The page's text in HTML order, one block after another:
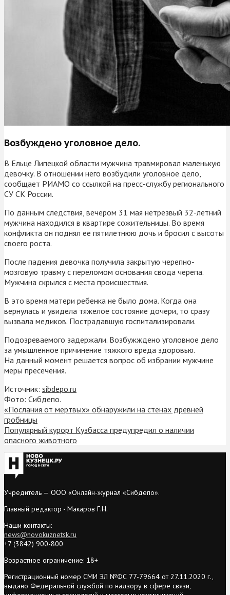
Возбуждено уголовное дело.
В Ельце Липецкой области мужчина травмировал маленькую
девочку. В отношении него возбудили уголовное дело,
сообщает РИАМО со ссылкой на пресс-службу регионального
СУ СК России.
По данным следствия, вечером 31 мая нетрезвый 32-летний
мужчина находился в квартире сожительницы. Во время
конфликта он поднял ее пятилетнюю дочь и бросил с высоты
своего роста.
После падения девочка получила закрытую черепно-
мозговую травму с переломом основания свода черепа.
Мужчина скрылся с места происшествия.
В это время матери ребенка не было дома. Когда она
вернулась и увидела тяжелое состояние дочери, то сразу
вызвала медиков. Пострадавшую госпитализировали.
Подозреваемого задержали. Возбужждено уголовное дело
за умышленное причинение тяжкого вреда здоровью.
На данный момент решается вопрос об избрании мужчине
меры пресечения.
Источник: sibdepo.ru
Фото: Сибдепо.
«Послания от мертвых» обнаружили на стенах древней
гробницы
Популярный курорт Кузбасса предупредил о наличии
опасного животного
Учредитель — ООО «Онлайн-журнал «Сибдепо».
Главный редактор - Макаров Г.Н.
Наши контакты:
news@novokuznetsk.ru
+7 (3842) 900-800
Возрастное ограничение: 18+
Регистрационный номер СМИ ЭЛ №ФС 77-79664 от 27.11.2020 г.,
выдано Федеральной службой по надзору в сфере связи,